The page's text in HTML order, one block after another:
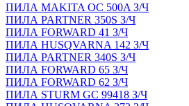
ПИЛА MAKITA OC 500A З/Ч
ПИЛА PARTNER 350S З/Ч
ПИЛА FORWARD 41 З/Ч
ПИЛА HUSQVARNA 142 З/Ч
ПИЛА PARTNER 340S З/Ч
ПИЛА FORWARD 65 З/Ч
ПИЛА FORWARD 62 З/Ч
ПИЛА STURM GC 99418 З/Ч